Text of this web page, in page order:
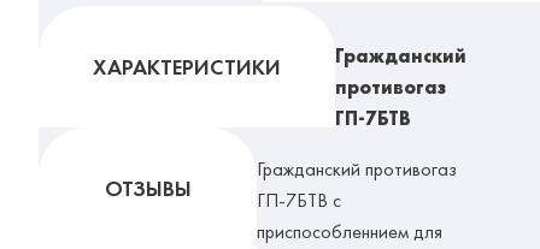
ХАРАКТЕРИСТИКИ
ОТЗЫВЫ
Гражданский
противогаз
ГП-7БТВ
Гражданский противогаз
ГП-7БТВ с
приспособленнием для